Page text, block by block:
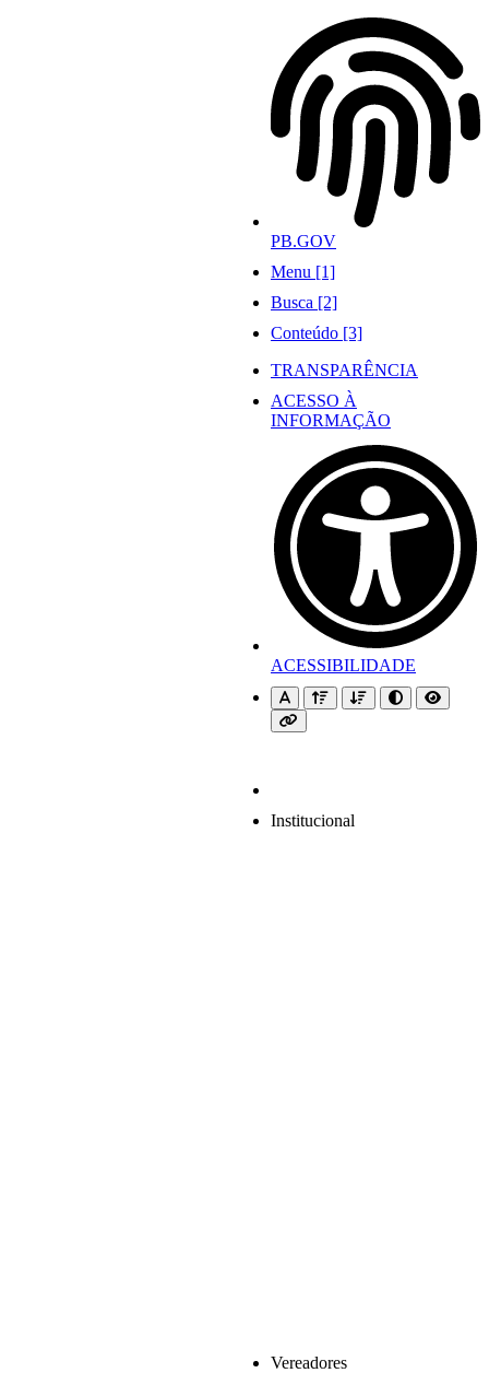
PB.GOV
Menu [1]
Busca [2]
Conteúdo [3]
TRANSPARÊNCIA
ACESSO À
INFORMAÇÃO
ACESSIBILIDADE
Institucional
Vereadores